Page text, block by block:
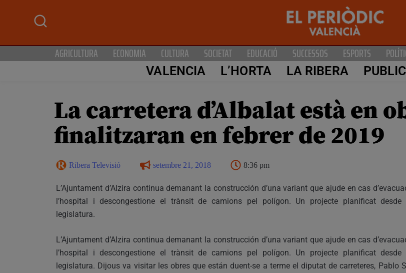
AGRICULTURA ECONOMIA CULTURA SOCIETAT EDUCACIÓ SUCCESSOS ESPORTS
VALENCIA L’HORTA LA RIBERA
La carretera d’Albalat està en
finalitzaran en febrer de 2019
Ribera Televisió setembre 21, 2018 8:36 pm
L’Ajuntament d’Alzira continua demanant la construcción d’una variant que ajude en cas
l’hospital i descongestione el trànsit de camions pel polígon. Un projecte planificat desde
legislatura.
L’Ajuntament d’Alzira continua demanant la construcción d’una variant que ajude en cas
l’hospital i descongestione el trànsit de camions pel polígon. Un projecte planificat desde
legislatura. Dijous va visitar les obres que están duent-se a terme el diputat de carreteres, Pablo